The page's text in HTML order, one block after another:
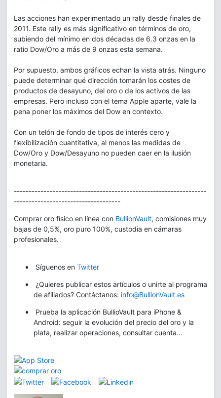
Las acciones han experimentado un rally desde finales de
2011. Este rally es más significativo en términos de oro,
subiendo del mínimo en dos décadas de 6.3 onzas en la
ratio Dow/Oro a más de 9 onzas esta semana.
Por supuesto, ambos gráficos echan la vista atrás. Ninguno
puede determinar qué dirección tomarán los costes de
productos de desayuno, del oro o de los activos de las
empresas. Pero incluso con el tema Apple aparte, vale la
pena poner los máximos del Dow en contexto.
Con un telón de fondo de tipos de interés cero y
flexibilización cuantitativa, al menos las medidas de
Dow/Oro y Dow/Desayuno no pueden caer en la ilusión
monetaria.
-----------------------------------------------------------------
------------------------------------
Comprar oro físico en línea con BullionVault, comisiones muy
bajas de 0,5%, oro puro 100%, custodia en cámaras
profesionales.
Síguenos en Twitter
¿Quieres publicar estos artículos o unirte al programa
de afiliados? Contáctanos: info@BullionVault.es
Prueba la aplicación BullioVault para iPhone &
Android: seguir la evolución del precio del oro y la
plata, realizar operaciones, consultar cuenta...